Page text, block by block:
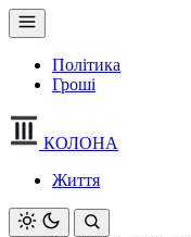
Політика
Гроші
КОЛОНА
Життя